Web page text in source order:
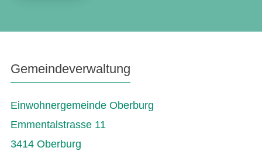
Gemeindeverwaltung
Einwohnergemeinde Oberburg
Emmentalstrasse 11
3414 Oberburg